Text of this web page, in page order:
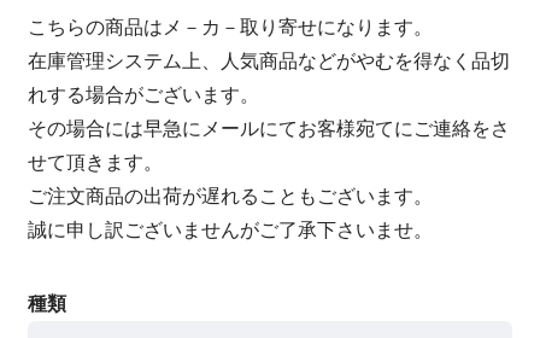
こちらの商品はメ－カ－取り寄せになります。
在庫管理システム上、人気商品などがやむを得なく品切
れする場合がございます。
その場合には早急にメールにてお客様宛てにご連絡をさ
せて頂きます。
ご注文商品の出荷が遅れることもございます。
誠に申し訳ございませんがご了承下さいませ。
種類